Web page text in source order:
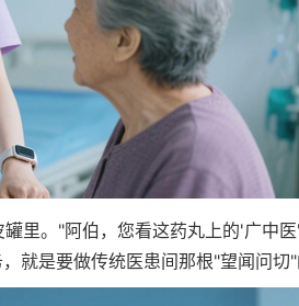
。"阿伯，您看这药丸上的'广中
就是要做传统医患间那根"望闻问切"